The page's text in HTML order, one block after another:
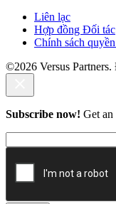
Liên lạc
Hợp đồng Đối tác
Chính sách
©2026 Versus
Subscribe now! Get an